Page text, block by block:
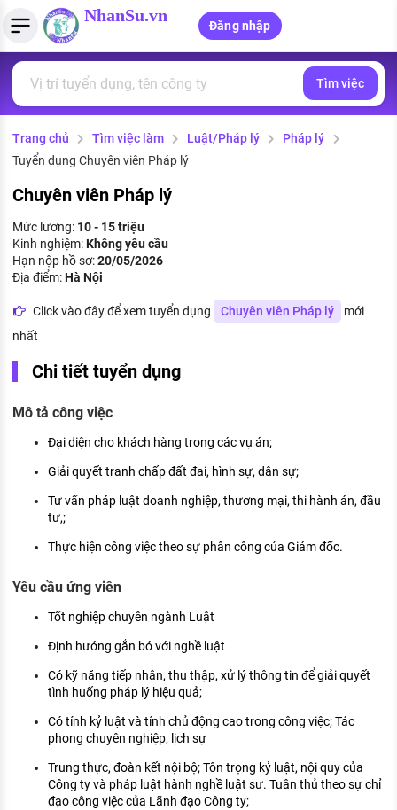
NhanSu.vn
Đăng nhập
Tìm việc làm
Việc làm ngành luật
Việc làm tốt nhất
CÔNG TY
Danh sách nhà tuyển dụng
Quản lý CV
Tải CV lên
MẪU CV THEO STYLE
Mẫu CV đơn giản
Mẫu CV hiện đại
Tính lương Gross - Net
Tính thuế thu nhập cá nhân
PHÁP LUẬT VIỆT NAM
Văn bản pháp luật
Chính sách mới
PHÁP LUẬT LAO ĐỘNG
Lao động và tiền lương
Bảo hiểm và phúc lợi
Thuế thu nhập
Chính sách lao động
KHÁM PHÁ NGHỀ NGHIỆP
Tử vi nghề nghiệp
Kỹ năng nghề nghiệp
HƯỚNG NGHIỆP VIỆC LÀM
Đặc trưng từng nghề
Xu hướng việc làm
XÂY DỰNG VÀ PHÁT TRIỂN ĐỘI NGŨ
Tìm việc
Trang chủ Tìm việc làm Luật/Pháp lý
Pháp lý
Tuyển dụng Chuyên viên Pháp lý
Chuyên viên Pháp lý
Mức lương: 10 - 15 triệu
Kinh nghiệm:Không yêu cầu
Hạn nộp hồ sơ:20/05/2026
Địa điểm:Hà Nội
Click vào đây để xem tuyển dụng Chuyên viên Pháp lý
mới
nhất
Chi tiết tuyển dụng
Mô tả công việc
Đại diện cho khách hàng trong các vụ án;
Giải quyết tranh chấp đất đai, hình sự, dân sự;
Tư vấn pháp luật doanh nghiệp, thương mại, thi hành án, đầu
tư,;
Thực hiện công việc theo sự phân công của Giám đốc.
Yêu cầu ứng viên
Tốt nghiệp chuyên ngành Luật
Định hướng gắn bó với nghề luật
Có kỹ năng tiếp nhận, thu thập, xử lý thông tin để giải quyết
tình huống pháp lý hiệu quả;
Có tính kỷ luật và tính chủ động cao trong công việc; Tác
phong chuyên nghiệp, lịch sự
Trung thực, đoàn kết nội bộ; Tôn trọng kỷ luật, nội quy của
Công ty và pháp luật hành nghề luật sư. Tuân thủ theo sự chỉ
đạo công việc của Lãnh đạo Công ty;